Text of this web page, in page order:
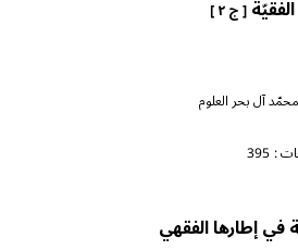
[ ج ٢ ]
آل بحر العلوم
:
395
في إطارها الفقهي